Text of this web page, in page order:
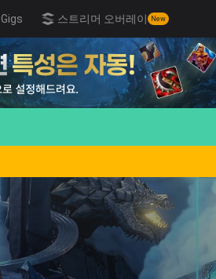
Gigs 스트리머 오버레이 New